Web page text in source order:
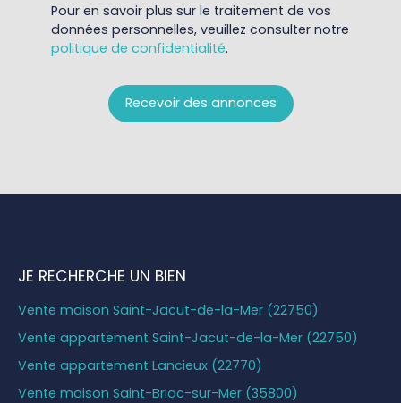
Pour en savoir plus sur le traitement de vos
données personnelles, veuillez consulter notre
politique de confidentialité.
Recevoir des annonces
JE RECHERCHE UN BIEN
Vente maison Saint-Jacut-de-la-Mer (22750)
Vente appartement Saint-Jacut-de-la-Mer (22750)
Vente appartement Lancieux (22770)
Vente maison Saint-Briac-sur-Mer (35800)